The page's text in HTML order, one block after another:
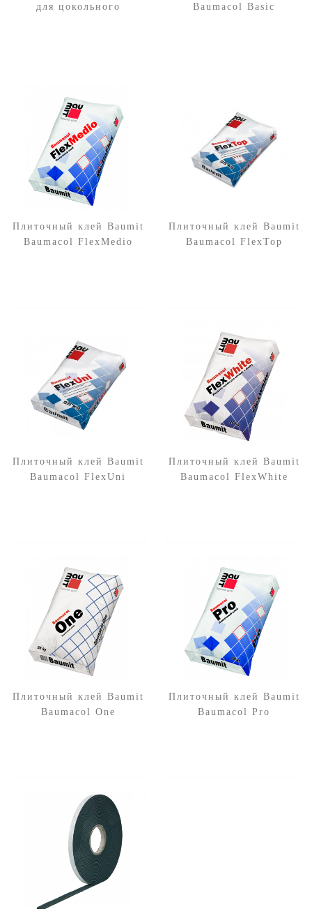
для цокольного
Baumacol Basic
Плиточный клей Baumit
Baumacol FlexMedio
Плиточный клей Baumit
Baumacol FlexTop
Плиточный клей Baumit
Baumacol FlexUni
Плиточный клей Baumit
Baumacol FlexWhite
Плиточный клей Baumit
Baumacol One
Плиточный клей Baumit
Baumacol Pro